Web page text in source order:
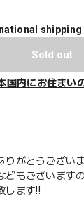
Sold out
国内にお住まい
りがとうござい
どもございます
します‼️